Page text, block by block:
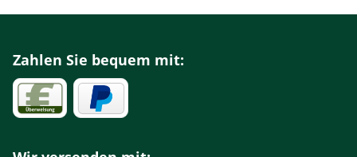
Zahlen Sie bequem mit: